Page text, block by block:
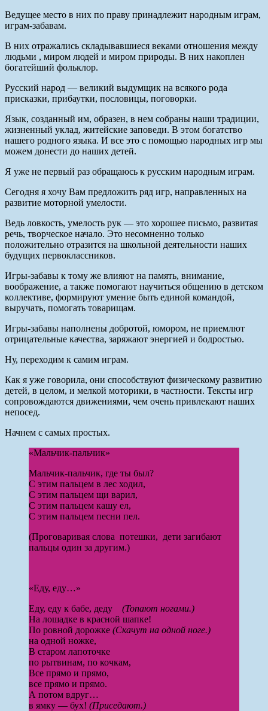
Ведущее место в них по праву принадлежит народным играм,
играм-забавам.
В них отражались складывавшиеся веками отношения между
людьми , миром людей и миром природы. В них накоплен
богатейший фольклор.
Русский народ — великий выдумщик на всякого рода
присказки, прибаутки, пословицы, поговорки.
Язык, созданный им, образен, в нем собраны наши традиции,
жизненный уклад, житейские заповеди. В этом богатство
нашего родного языка. И все это с помощью народных игр мы
можем донести до наших детей.
Я уже не первый раз обращаюсь к русским народным играм.
Сегодня я хочу Вам предложить ряд игр, направленных на
развитие моторной умелости.
Ведь ловкость, умелость рук — это хорошее письмо, развитая
речь, творческое начало. Это несомненно только
положительно отразится на школьной деятельности наших
будущих первоклассников.
Игры-забавы к тому же влияют на память, внимание,
воображение, а также помогают научиться общению в детском
коллективе, формируют умение быть единой командой,
выручать, помогать товарищам.
Игры-забавы наполнены добротой, юмором, не приемлют
отрицательные качества, заряжают энергией и бодростью.
Ну, переходим к самим играм.
Как я уже говорила, они способствуют физическому развитию
детей, в целом, и мелкой моторики, в частности. Тексты игр
сопровождаются движениями, чем очень привлекают наших
непосед.
Начнем с самых простых.
«Мальчик-пальчик»
Мальчик-пальчик, где ты был?
С этим пальцем в лес ходил,
С этим пальцем щи варил,
С этим пальцем кашу ел,
С этим пальцем песни пел.
(Проговаривая слова потешки, дети загибают
пальцы один за другим.)
«Еду, еду…»
Еду, еду к бабе, деду (Топают ногами.)
На лошадке в красной шапке!
По ровной дорожке (Скачут на одной ноге.)
на одной ножке,
В старом лапоточке
по рытвинам, по кочкам,
Все прямо и прямо,
все прямо и прямо.
А потом вдруг…
в ямку — бух! (Приседают.)